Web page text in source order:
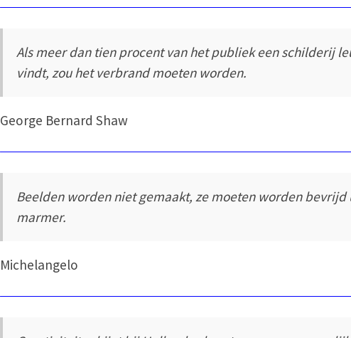
Als meer dan tien procent van het publiek een schilderij
vindt, zou het verbrand moeten worden.
George Bernard Shaw
Beelden worden niet gemaakt, ze moeten worden bevrijd
marmer.
Michelangelo